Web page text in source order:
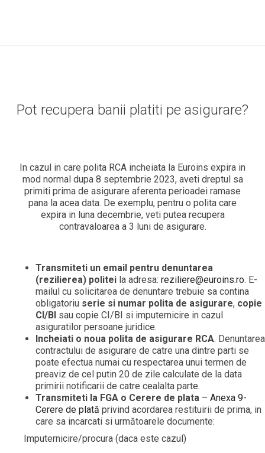
Pot recupera banii platiti pe asigurare?
In cazul in care polita RCA incheiata la Euroins expira in
mod normal dupa 8 septembrie 2023, aveti dreptul sa
primiti prima de asigurare aferenta perioadei ramase
pana la acea data. De exemplu, pentru o polita care
expira in luna decembrie, veti putea recupera
contravaloarea a 3 luni de asigurare.
Transmiteti un email pentru denuntarea
(rezilierea) politei la adresa: reziliere@euroins.ro. E-
mailul cu solicitarea de denuntare trebuie sa contina
obligatoriu serie si numar polita de asigurare, copie
CI/BI sau copie CI/BI si imputernicire in cazul
asiguratilor persoane juridice.
Incheiati o noua polita de asigurare RCA. Denuntarea
contractului de asigurare de catre una dintre parti se
poate efectua numai cu respectarea unui termen de
preaviz de cel putin 20 de zile calculate de la data
primirii notificarii de catre cealalta parte.
Transmiteti la FGA o Cerere de plata – Anexa 9-
Cerere de plată privind acordarea restituirii de prima, in
care sa incarcati si următoarele documente:
Imputernicire/procura (daca este cazul)